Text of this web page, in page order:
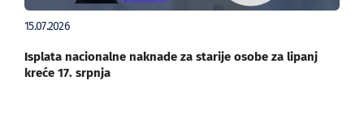
15.07.2026
Isplata nacionalne naknade za starije osobe za lipanj
kreće 17. srpnja